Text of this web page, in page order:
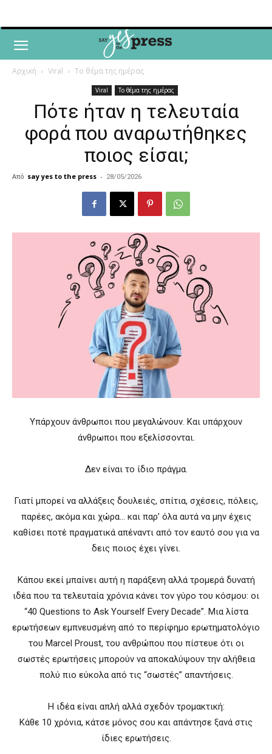
Αρχική Viral Το θέμα της ημέρας
Viral Το θέμα της ημέρας
Πότε ήταν η τελευταία
φορά που αναρωτήθηκες
ποιος είσαι;
Από say yes to the press - 28/05/2026
Υπάρχουν άνθρωποι που μεγαλώνουν. Και υπάρχουν
άνθρωποι που εξελίσσονται.
Δεν είναι το ίδιο πράγμα.
Γιατί μπορεί να αλλάξεις δουλειές, σπίτια, σχέσεις, πόλεις,
παρέες, ακόμα και χώρα… και παρ’ όλα αυτά να μην έχεις
καθίσει ποτέ πραγματικά απέναντι από τον εαυτό σου για να
δεις ποιος έχει γίνει.
Κάπου εκεί μπαίνει αυτή η παράξενη αλλά τρομερά δυνατή
ιδέα που τα τελευταία χρόνια κάνει τον γύρο του κόσμου: οι
“40 Questions to Ask Yourself Every Decade”. Μια λίστα
ερωτήσεων εμπνευσμένη από το περίφημο ερωτηματολόγιο
του Marcel Proust, του ανθρώπου που πίστευε ότι οι
σωστές ερωτήσεις μπορούν να αποκαλύψουν την αλήθεια
πολύ πιο εύκολα από τις “σωστές” απαντήσεις.
Η ιδέα είναι απλή αλλά σχεδόν τρομακτική:
Κάθε 10 χρόνια, κάτσε μόνος σου και απάντησε ξανά στις
ίδιες ερωτήσεις.